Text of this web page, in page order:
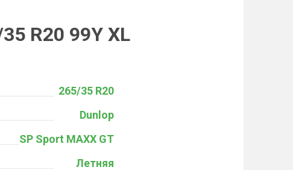
R20 99Y XL
265/35 R20
Dunlop
SP Sport MAXX GT
Летняя